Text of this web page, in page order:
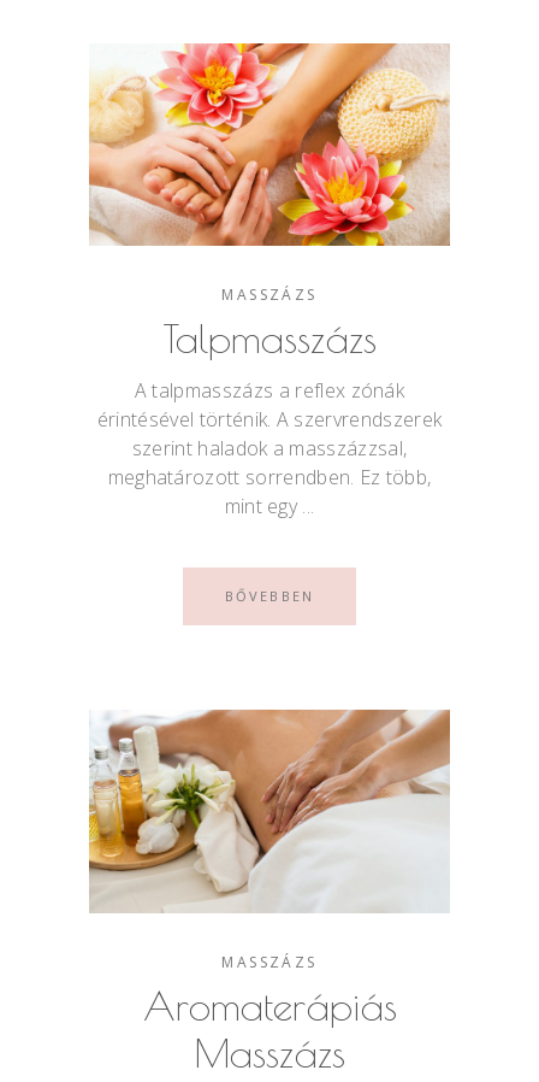
MASSZÁZS
Talpmasszázs
A talpmasszázs a reflex zónák
érintésével történik. A szervrendszerek
szerint haladok a masszázzsal,
meghatározott sorrendben. Ez több,
mint egy
BŐVEBBEN
MASSZÁZS
Aromaterápiás
Masszázs